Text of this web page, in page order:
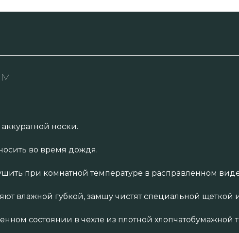
носки.
во время дождя.
при комнатной температуре в расправленном
влажной губкой, замшу чистят специальной щеткой
состоянии в чехле из плотной хлопчатобумажной